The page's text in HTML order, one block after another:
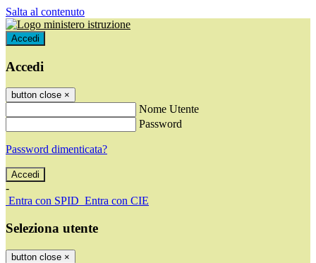
Salta al contenuto
Accedi
Accedi
button close ×
Nome Utente
Password
Password dimenticata?
-
Entra con SPID Entra con CIE
Seleziona utente
button close ×